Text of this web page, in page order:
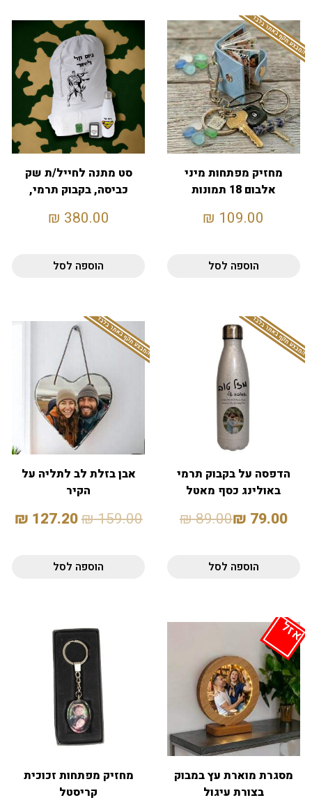
המבצע תקף באתר בלבד
מחזיק מפתחות מיני
אלבום 18 תמונות
109.00
₪
הוספה לסל
סט מתנה לחייל/ת שק
כביסה, בקבוק תרמי,
130X70
380.00
₪
הוספה לסל
המבצע תקף באתר בלבד
הדפסה על בקבוק תרמי
באולינג כסף מאטל
79.00
₪
89.00
₪
הוספה לסל
המבצע תקף באתר בלבד
אבן בזלת לב לתליה על
הקיר
159.00
₪
127.20
₪
הוספה לסל
אזל
מסגרת מוארת עץ במבוק
בצורת עיגול
מחזיק מפתחות זכוכית
קריסטל